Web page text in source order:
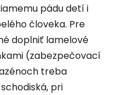
pádu detí i
človeka. Pre
doplniť lamelové
(zabezpečovací
treba
pri